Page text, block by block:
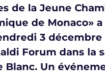
de la Jeune
de Monaco» a
3 décembre
Forum dans la
Blanc. Un